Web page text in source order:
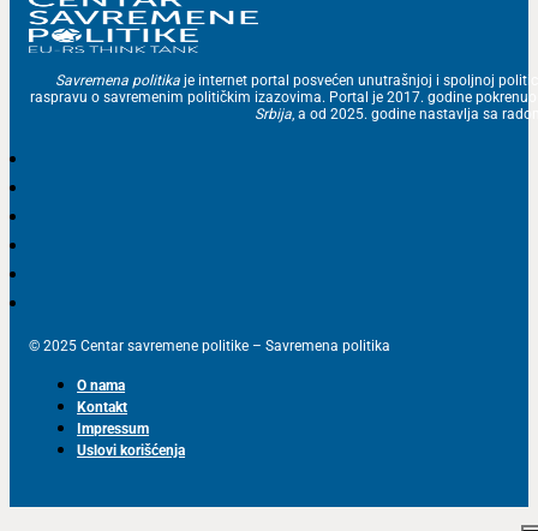
Savremena politika je internet portal posvećen unutrašnjoj i spoljnoj
raspravu o savremenim političkim izazovima. Portal je 2017. godine
Srbija, a od 2025. godine nastavlja sa
© 2025 Centar savremene politike – Savremena politika
O nama
Kontakt
Impressum
Uslovi korišćenja